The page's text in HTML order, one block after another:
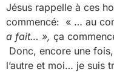
Jésus rappelle à ces
commencé: « … au
a fait… », ça
Donc, encore une
l’autre et moi… je suis